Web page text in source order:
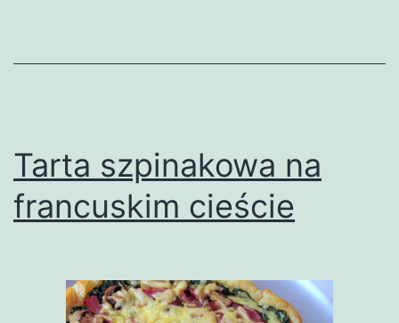
Tarta szpinakowa na
francuskim cieście